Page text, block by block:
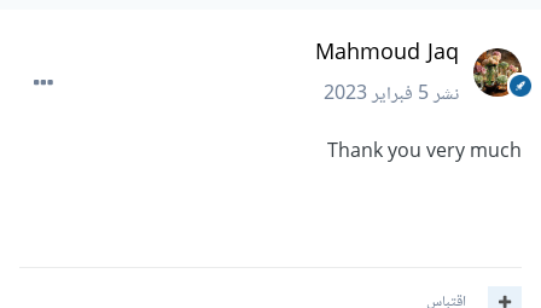
Mahmoud Jaq
نشر5 فبراير 2023
Thank you very much
اقتباس